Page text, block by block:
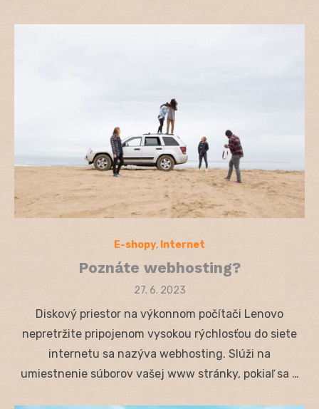
E-shopy, Internet
Poznáte webhosting?
Posted
27. 6. 2023
Diskový priestor na výkonnom počítači Lenovo
nepretržite pripojenom vysokou rýchlosťou do siete
internetu sa nazýva webhosting. Slúži na
umiestnenie súborov vašej www stránky, pokiaľ sa …